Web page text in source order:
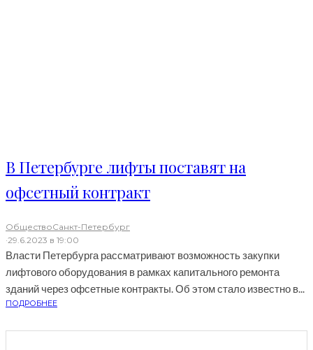
В Петербурге лифты поставят на
офсетный контракт
ОбществоСанкт-Петербург
·29.6.2023 в 19:00
Власти Петербурга рассматривают возможность закупки
лифтового оборудования в рамках капитального ремонта
зданий через офсетные контракты. Об этом стало известно в...
ПОДРОБНЕЕ